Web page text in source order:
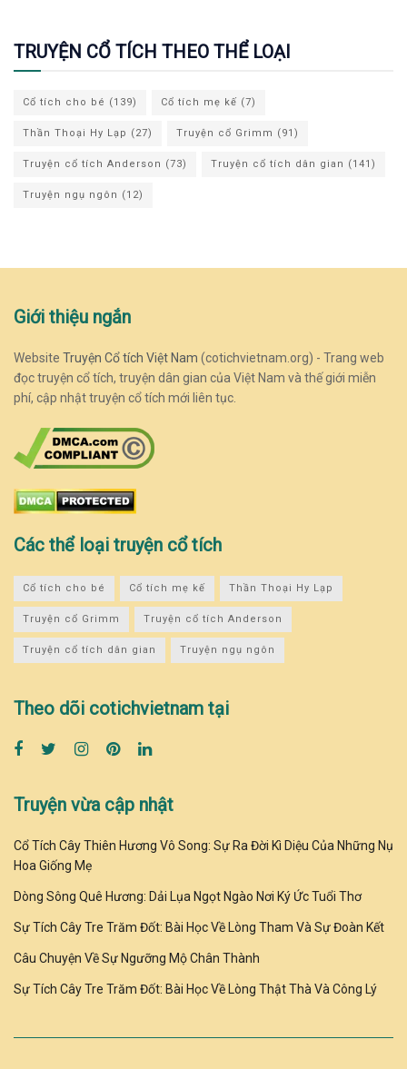
TRUYỆN CỔ TÍCH THEO THỂ LOẠI
Cổ tích cho bé (139) Cổ tích mẹ kế (7)
Thần Thoại Hy Lạp (27) Truyện cổ Grimm (91)
Truyện cổ tích Anderson (73) Truyện cổ tích dân gian (141)
Truyện ngụ ngôn (12)
Giới thiệu ngắn
Website Truyện Cổ tích Việt Nam (cotichvietnam.org) - Trang web
đọc truyện cổ tích, truyện dân gian của Việt Nam và thế giới miễn
phí, cập nhật truyện cổ tích mới liên tục.
Các thể loại truyện cổ tích
Cổ tích cho bé Cổ tích mẹ kế Thần Thoại Hy Lạp
Truyện cổ Grimm Truyện cổ tích Anderson
Truyện cổ tích dân gian Truyện ngụ ngôn
Theo dõi cotichvietnam tại
Truyện vừa cập nhật
Cổ Tích Cây Thiên Hương Vô Song: Sự Ra Đời Kì Diệu Của Những Nụ
Hoa Giống Mẹ
Dòng Sông Quê Hương: Dải Lụa Ngọt Ngào Nơi Ký Ức Tuổi Thơ
Sự Tích Cây Tre Trăm Đốt: Bài Học Về Lòng Tham Và Sự Đoàn Kết
Câu Chuyện Về Sự Ngưỡng Mộ Chân Thành
Sự Tích Cây Tre Trăm Đốt: Bài Học Về Lòng Thật Thà Và Công Lý